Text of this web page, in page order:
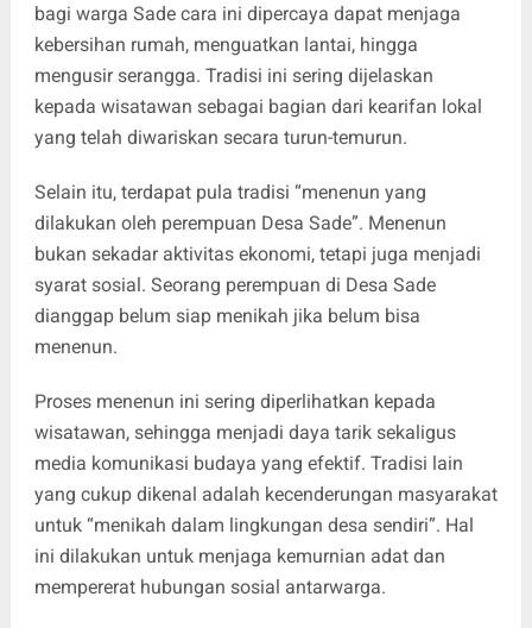
bagi warga Sade cara ini dipercaya dapat menjaga
kebersihan rumah, menguatkan lantai, hingga
mengusir serangga. Tradisi ini sering dijelaskan
kepada wisatawan sebagai bagian dari kearifan lokal
yang telah diwariskan secara turun-temurun.
Selain itu, terdapat pula tradisi “menenun yang
dilakukan oleh perempuan Desa Sade”. Menenun
bukan sekadar aktivitas ekonomi, tetapi juga menjadi
syarat sosial. Seorang perempuan di Desa Sade
dianggap belum siap menikah jika belum bisa
menenun.
Proses menenun ini sering diperlihatkan kepada
wisatawan, sehingga menjadi daya tarik sekaligus
media komunikasi budaya yang efektif. Tradisi lain
yang cukup dikenal adalah kecenderungan masyarakat
untuk “menikah dalam lingkungan desa sendiri”. Hal
ini dilakukan untuk menjaga kemurnian adat dan
mempererat hubungan sosial antarwarga.